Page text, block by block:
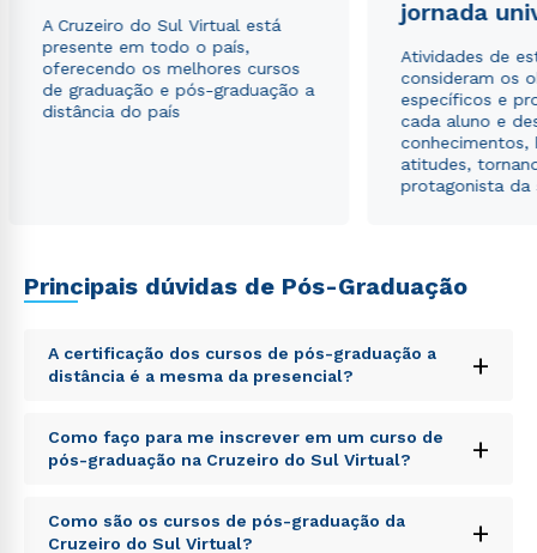
A Cruzeiro do Sul Virtual está
presente em todo o país,
oferecendo os melhores cursos
de graduação e pós-graduação a
distância do país
jornada
Atividades de
consideram os
específicos e
cada aluno e
conhecimentos,
atitudes,
protagonista da
Principais dúvidas de Pós-Graduação
A certificação dos cursos de pós-graduação a
distância é a mesma da presencial?
+
Sed ut perspiciatis unde omnis iste natus error sit
voluptatem accusantium doloremque laudantium,
totam rem aperiam, eaque ipsa quae ab illo inventore
explicabo. Nemo enim ipsam voluptatem quia
voluptas sit aspernatur aut odit aut fugit, sed quia
Como faço para me inscrever em um curso de
pós-graduação na Cruzeiro do Sul Virtual?
+
Sed ut perspiciatis unde omnis iste natus error sit
voluptatem accusantium doloremque laudantium,
Como são os cursos de pós-graduação da
Cruzeiro do Sul Virtual?
+